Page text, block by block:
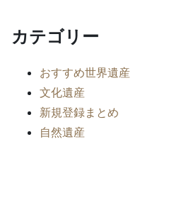
カテゴリー
おすすめ世界遺産
文化遺産
新規登録まとめ
自然遺産